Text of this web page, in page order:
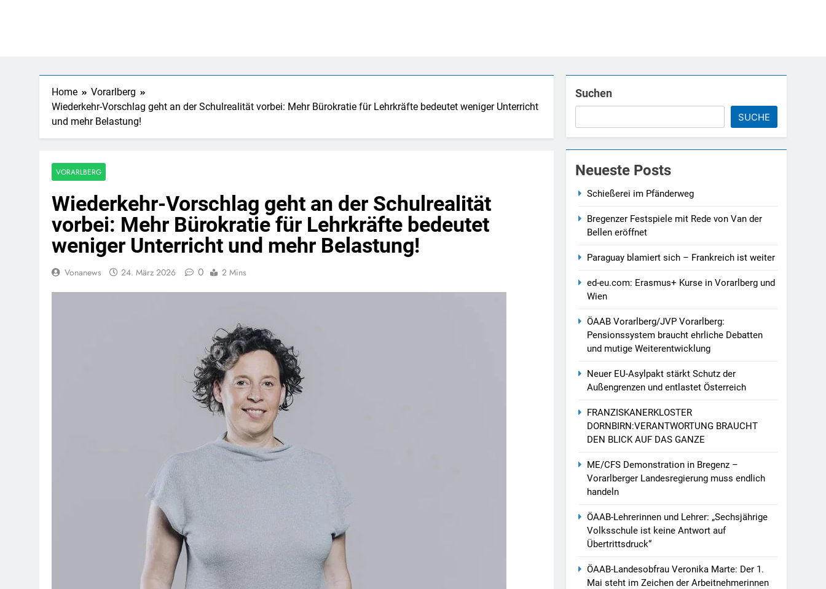
Home
Vorarlberg
Wiederkehr-Vorschlag geht an der Schulrealität vorbei: Mehr Bürokratie für Lehrkräfte bedeutet weniger Unterricht
und mehr Belastung!
VORARLBERG
Wiederkehr-Vorschlag geht an der Schulrealität
vorbei: Mehr Bürokratie für Lehrkräfte bedeutet
weniger Unterricht und mehr Belastung!
Vonanews 24. März 2026 0 2 Mins
Suchen
SUCHE
Neueste Posts
Schießerei im Pfänderweg
Bregenzer Festspiele mit Rede von Van der
Bellen eröffnet
Paraguay blamiert sich – Frankreich ist weiter
ed-eu.com: Erasmus+ Kurse in Vorarlberg und
Wien
ÖAAB Vorarlberg/JVP Vorarlberg:
Pensionssystem braucht ehrliche Debatten
und mutige Weiterentwicklung
Neuer EU-Asylpakt stärkt Schutz der
Außengrenzen und entlastet Österreich
FRANZISKANERKLOSTER
DORNBIRN:VERANTWORTUNG BRAUCHT
DEN BLICK AUF DAS GANZE
ME/CFS Demonstration in Bregenz –
Vorarlberger Landesregierung muss endlich
handeln
ÖAAB-Lehrerinnen und Lehrer: „Sechsjährige
Volksschule ist keine Antwort auf
Übertrittsdruck“
ÖAAB-Landesobfrau Veronika Marte: Der 1.
Mai steht im Zeichen der Arbeitnehmerinnen